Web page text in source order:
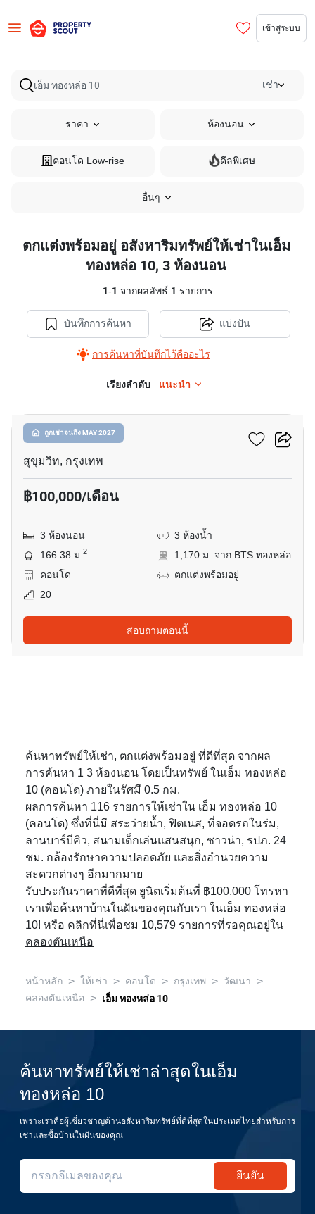
เข้าสู่ระบบ
เช่า
ราคา ห้องนอน
คอนโด Low-rise ดีลพิเศษ
อื่นๆ
ตกแต่งพร้อมอยู่ อสังหาริมทรัพย์ให้เช่าในเอ็ม
ทองหล่อ 10, 3 ห้องนอน
1-1 จากผลลัพธ์ 1 รายการ
บันทึกการค้นหา
การค้นหาที่บันทึกไว้คืออะไร
แบ่งปัน
เรียงลำดับ แนะนำ
ถูกเช่าจนถึง MAY 2027
เอ็ม ทองหล่อ 10
สุขุมวิท, กรุงเทพ
฿100,000/เดือน
3 ห้องนอน
3 ห้องน้ำ
166.38 ม.2
1,170 ม. จาก BTS ทองหล่อ
คอนโด
ตกแต่งพร้อมอยู่
20
สอบถามตอนนี้
ค้นหาทรัพย์ให้เช่า, ตกแต่งพร้อมอยู่ ที่ดีที่สุด จากผล
การค้นหา 1 3 ห้องนอน โดยเป็นทรัพย์ ในเอ็ม ทองหล่อ
10 (คอนโด) ภายในรัศมี 0.5 กม.
ผลการค้นหา 116 รายการให้เช่าใน เอ็ม ทองหล่อ 10
(คอนโด) ซึ่งที่นี่มี สระว่ายน้ำ, ฟิตเนส, ที่จอดรถในร่ม,
ลานบาร์บีคิว, สนามเด็กเล่นแสนสนุก, ซาวน่า, รปภ. 24
ชม. กล้องรักษาความปลอดภัย และสิ่งอำนวยความ
สะดวกต่างๆ อีกมากมาย
รับประกันราคาที่ดีที่สุด ยูนิตเริ่มต้นที่ ฿100,000 โทรหา
เราเพื่อค้นหาบ้านในฝันของคุณกับเรา ในเอ็ม ทองหล่อ
10! หรือ คลิกที่นี่เพื่อชม 10,579 รายการที่รอคุณอยู่ใน
คลองตันเหนือ
หน้าหลัก > ให้เช่า > คอนโด > กรุงเทพ > วัฒนา >
คลองตันเหนือ > เอ็ม ทองหล่อ 10
ค้นหาทรัพย์ให้เช่าล่าสุดในเอ็ม
ทองหล่อ 10
เพราะเราคือผู้เชี่ยวชาญด้านอสังหาริมทรัพย์ที่ดีที่สุดในประเทศไทยสำหรับการ
เช่าและซื้อบ้านในฝันของคุณ
ยืนยัน